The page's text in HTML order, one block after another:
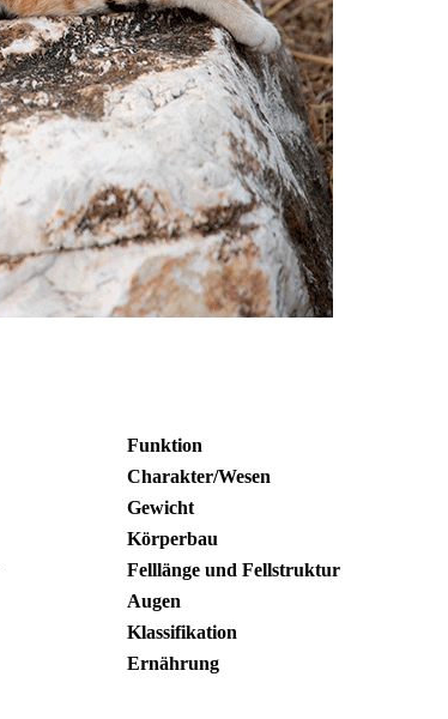
Funktion
Charakter/Wesen
Gewicht
Körperbau
Felllänge und Fellstruktur
Augen
Klassifikation
Ernährung